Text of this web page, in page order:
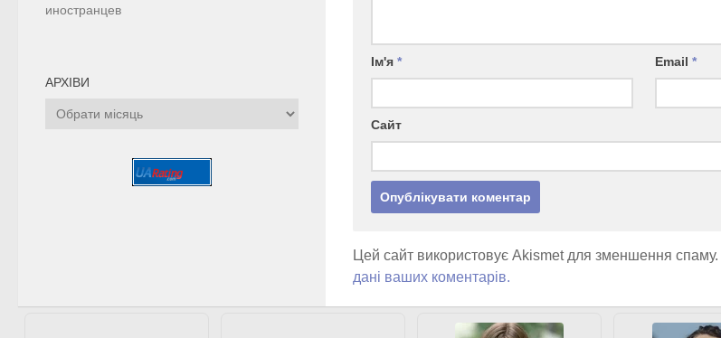
Ім'я * Email*
Сайт
Цей сайт використовує Akismet для зменшення спаму.
дані ваших коментарів.
иностранцев
АРХІВИ
Архіви